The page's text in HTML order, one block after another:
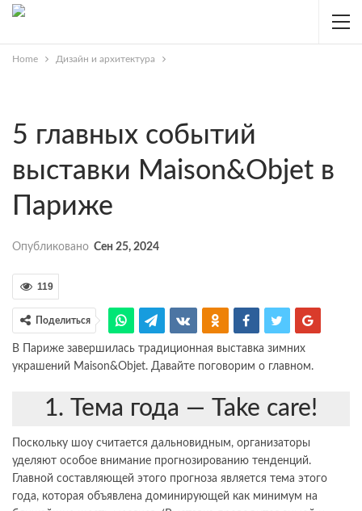
Home Дизайн и архитектура
5 главных событий
выставки Maison&Objet в
Париже
Опубликовано Сен 25, 2024
119
Поделиться
В Париже завершилась традиционная выставка зимних
украшений Maison&Objet. Давайте поговорим о главном.
1. Тема года — Take care!
Поскольку шоу считается дальновидным, организаторы
уделяют особое внимание прогнозированию тенденций.
Главной составляющей этого прогноза является тема этого
года, которая объявлена ​​доминирующей как минимум на